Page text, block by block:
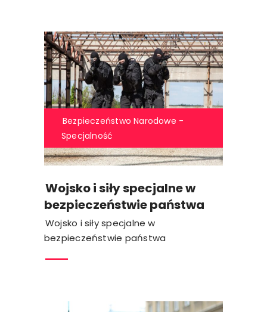
Bezpieczeństwo Narodowe -
Specjalność
Wojsko i siły specjalne w
bezpieczeństwie państwa
Wojsko i siły specjalne w
bezpieczeństwie państwa